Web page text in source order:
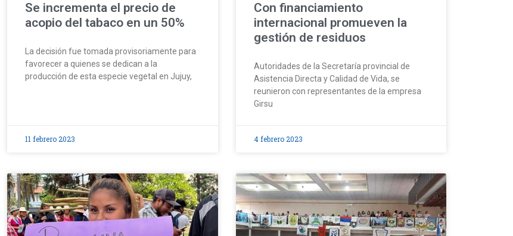
Se incrementa el precio de
acopio del tabaco en un 50%
La decisión fue tomada provisoriamente para
favorecer a quienes se dedican a la
producción de esta especie vegetal en Jujuy,
11 febrero 2023
Con financiamiento
internacional promueven la
gestión de residuos
Autoridades de la Secretaría provincial de
Asistencia Directa y Calidad de Vida, se
reunieron con representantes de la empresa
Girsu
4 febrero 2023